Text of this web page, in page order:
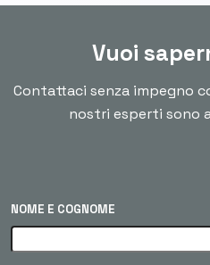
Vuoi
Contattaci senza impegno
nostri esperti sono
NOME E COGNOME